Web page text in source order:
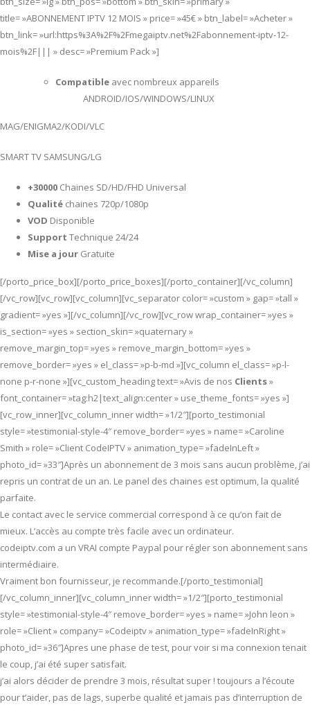
title= »ABONNEMENT IPTV 12 MOIS » price= »45€ » btn_label= »Acheter »
btn_link= »url:https%3A%2F%2Fmegaiptv.net%2Fabonnement-iptv-12-
mois%2F||| » desc= »Premium Pack »]
Compatible avec nombreux appareils
ANDROID/IOS/WINDOWS/LINUX
MAG/ENIGMA2/KODI/VLC
SMART TV SAMSUNG/LG
+30000 Chaines SD/HD/FHD Universal
Qualité chaines 720p/1080p
VOD Disponible
Support Technique 24/24
Mise a jour Gratuite
[/porto_price_box][/porto_price_boxes][/porto_container][/vc_column]
[/vc_row][vc_row][vc_column][vc_separator color= »custom » gap= »tall »
gradient= »yes »][/vc_column][/vc_row][vc_row wrap_container= »yes »
is_section= »yes » section_skin= »quaternary »
remove_margin_top= »yes » remove_margin_bottom= »yes »
remove_border= »yes » el_class= »p-b-md »][vc_column el_class= »p-l-
none p-r-none »][vc_custom_heading text= »Avis de nos Clients»
font_container= »tag:h2|text_align:center » use_theme_fonts= »yes »]
[vc_row_inner][vc_column_inner width= »1/2″][porto_testimonial
style= »testimonial-style-4″ remove_border= »yes » name= »Caroline
Smith » role= »Client CodeIPTV » animation_type= »fadeInLeft »
photo_id= »33″]Après un abonnement de 3 mois sans aucun problème, j’ai
repris un contrat de un an. Le panel des chaines est optimum, la qualité
parfaite.
Le contact avec le service commercial correspond à ce qu’on fait de
mieux. L’accès au compte très facile avec un ordinateur.
codeiptv.com a un VRAI compte Paypal pour régler son abonnement sans
intermédiaire.
Vraiment bon fournisseur, je recommande.[/porto_testimonial]
[/vc_column_inner][vc_column_inner width= »1/2″][porto_testimonial
style= »testimonial-style-4″ remove_border= »yes » name= »John leon »
role= »Client » company= »Codeiptv » animation_type= »fadeInRight »
photo_id= »36″]Apres une phase de test, pour voir si ma connexion tenait
le coup, j’ai été super satisfait.
j’ai alors décider de prendre 3 mois, résultat super ! toujours a l’écoute
pour t’aider, pas de lags, superbe qualité et jamais pas d’interruption de